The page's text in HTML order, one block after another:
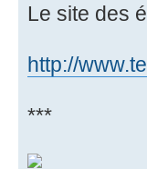
Le site des
http://
***